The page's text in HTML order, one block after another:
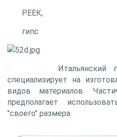
РЕЕК,
гипс
· Итальянский
специализирует на
видов материалов.
предполагает
"своего" размера.